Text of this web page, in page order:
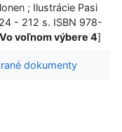
; Ilustrácie Pasi
- 212 s. ISBN 978-
voľnom výbere 4]
dokumenty